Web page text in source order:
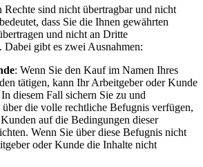
Rechte sind nicht übertragbar und nicht
dass Sie die Ihnen gewährten
und nicht an Dritte
Dabei gibt es zwei Ausnahmen:
: Wenn Sie den Kauf im Namen Ihres
tätigen, kann Ihr Arbeitgeber oder Kunde
diesem Fall sichern Sie zu und
über die volle rechtliche Befugnis verfügen,
auf die Bedingungen dieser
Wenn Sie über diese Befugnis nicht
oder Kunde die Inhalte nicht